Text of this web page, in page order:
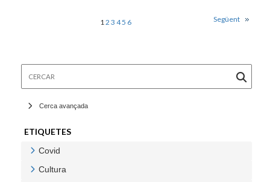
12 3 45 6 Següent
Cerca avançada
ETIQUETES
Covid
Cultura